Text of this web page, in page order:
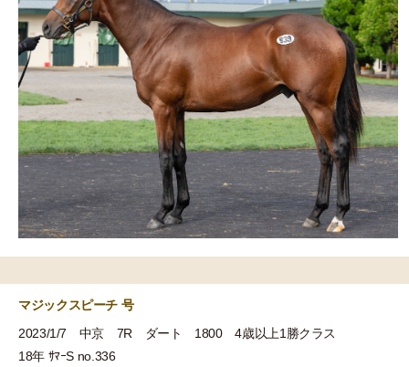
マジックスピーチ 号
2023/1/7 中京 7R ダート 1800 4歳以上1勝クラス
18年 ｻﾏｰS no.336